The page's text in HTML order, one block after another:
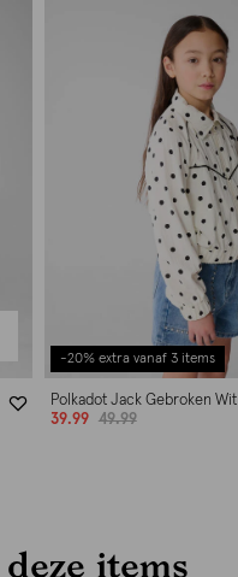
-20% extra vanaf 3 items
Polkadot Jack Gebroken Wit
39.99
49.99
items